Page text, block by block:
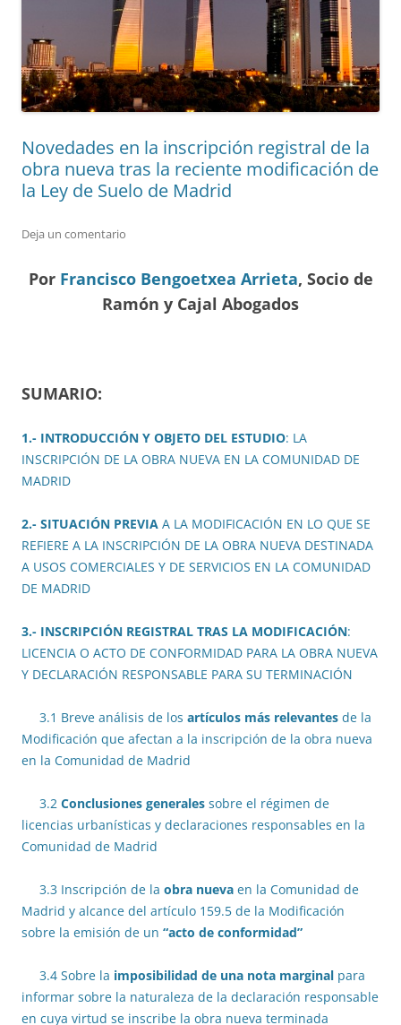
Novedades en la inscripción registral de la
obra nueva tras la reciente modificación de
la Ley de Suelo de Madrid
Deja un comentario
Por Francisco Bengoetxea Arrieta, Socio de
Ramón y Cajal Abogados
SUMARIO:
1.- INTRODUCCIÓN Y OBJETO DEL ESTUDIO: LA
INSCRIPCIÓN DE LA OBRA NUEVA EN LA COMUNIDAD DE
MADRID
2.- SITUACIÓN PREVIA A LA MODIFICACIÓN EN LO QUE SE
REFIERE A LA INSCRIPCIÓN DE LA OBRA NUEVA DESTINADA
A USOS COMERCIALES Y DE SERVICIOS EN LA COMUNIDAD
DE MADRID
3.- INSCRIPCIÓN REGISTRAL TRAS LA MODIFICACIÓN:
LICENCIA O ACTO DE CONFORMIDAD PARA LA OBRA NUEVA
Y DECLARACIÓN RESPONSABLE PARA SU TERMINACIÓN
3.1 Breve análisis de los artículos más relevantes de la
Modificación que afectan a la inscripción de la obra nueva
en la Comunidad de Madrid
3.2 Conclusiones generales sobre el régimen de
licencias urbanísticas y declaraciones responsables en la
Comunidad de Madrid
3.3 Inscripción de la obra nueva en la Comunidad de
Madrid y alcance del artículo 159.5 de la Modificación
sobre la emisión de un “acto de conformidad”
3.4 Sobre la imposibilidad de una nota marginal para
informar sobre la naturaleza de la declaración responsable
en cuya virtud se inscribe la obra nueva terminada